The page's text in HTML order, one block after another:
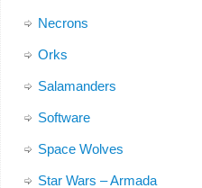
Necrons
Orks
Salamanders
Software
Space Wolves
Star Wars – Armada